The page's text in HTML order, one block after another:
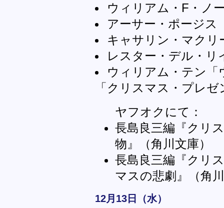
ウィリアム・F・ノ
アーサー・ポージス
キャサリン・マクリ
レスター・デル・リ
ウィリアム・テン
「クリスマス・プレ
ヤフオクにて：
長島良三編『クリ
物』（角川文庫）
長島良三編『クリ
マスの悲劇』（角
12月13日（水）